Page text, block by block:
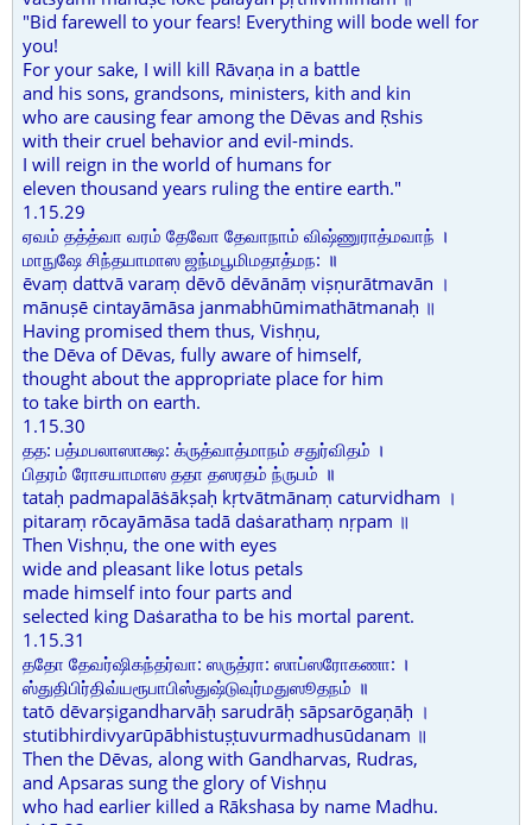
"Bid farewell to your fears! Everything will bode well for
you!
For your sake, I will kill Rāvaṇa in a battle
and his sons, grandsons, ministers, kith and kin
who are causing fear among the Dēvas and Ṛshis
with their cruel behavior and evil-minds.
I will reign in the world of humans for
eleven thousand years ruling the entire earth."
1.15.29
ஏவம் தத்த்வா வரம் தேவோ தேவாநாம் விஷ்ணுராத்மவாந் ।
மாநுஷே சிந்தயாமாஸ ஜந்மபூமிமதாத்மந: ॥
ēvaṃ dattvā varaṃ dēvō dēvānāṃ viṣṇurātmavān ।
mānuṣē cintayāmāsa janmabhūmimathātmanaḥ ॥
Having promised them thus, Vishṇu,
the Dēva of Dēvas, fully aware of himself,
thought about the appropriate place for him
to take birth on earth.
1.15.30
தத: பத்மபலாஸாக்ஷ: க்ருத்வாத்மாநம் சதுர்விதம் ।
பிதரம் ரோசயாமாஸ ததா தஸரதம் ந்ருபம் ॥
tataḥ padmapalāṡākṣaḥ kṛtvātmānaṃ caturvidham ।
pitaraṃ rōcayāmāsa tadā daṡarathaṃ nṛpam ॥
Then Vishṇu, the one with eyes
wide and pleasant like lotus petals
made himself into four parts and
selected king Daṡaratha to be his mortal parent.
1.15.31
ததோ தேவர்ஷிகந்தர்வா: ஸருத்ரா: ஸாப்ஸரோகணா: ।
ஸ்துதிபிர்திவ்யரூபாபிஸ்துஷ்டுவுர்மதுஸூதநம் ॥
tatō dēvarṣigandharvāḥ sarudrāḥ sāpsarōgaṇāḥ ।
stutibhirdivyarūpābhistuṣṭuvurmadhusūdanam ॥
Then the Dēvas, along with Gandharvas, Rudras,
and Apsaras sung the glory of Vishṇu
who had earlier killed a Rākshasa by name Madhu.